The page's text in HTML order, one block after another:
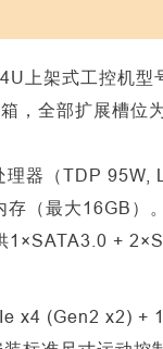
上架式工控机型
，全部扩展槽位
器（TDP 95W,
（最大16GB）
+
x4 (Gen2 x2) +